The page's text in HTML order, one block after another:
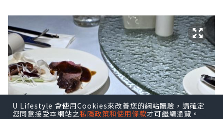
U Lifestyle 會使用Cookies來改善您的網站體驗，請確定
您同意接受本網站之私隱政策和使用條款才可繼續瀏覽。